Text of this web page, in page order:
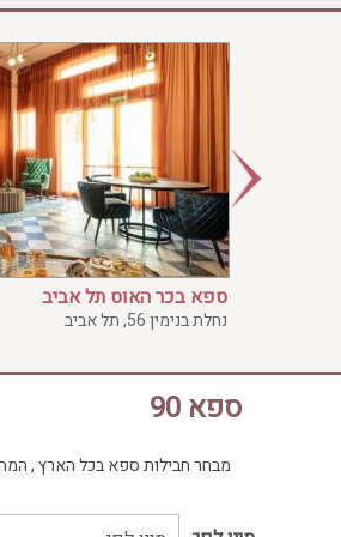
ג'קוזי
ג'קוזי פרטי
חדר כושר
חמאם טורקי
טיפול במים
טיפול קלאסי
טיפולי קוסמטיקה
סאונה רטובה
סאונה יבשה
עיסוי אבנים חמות
עיסוי תאילנדי
ספא בכר האוס תל אביב
נחלת בנימין 56, תל אביב
ספא 90
מבחר חבילות ספא בכל הארץ ,